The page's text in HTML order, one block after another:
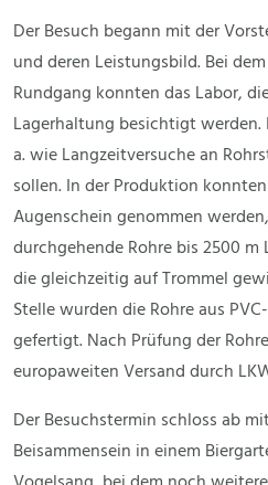
Der Besuch begann mit der
und deren Leistungsbild. Bei
Rundgang konnten das Labor,
Lagerhaltung besichtigt
a. wie Langzeitversuche an
sollen. In der Produktion
Augenschein genommen
durchgehende Rohre bis 2500
die gleichzeitig auf Trommel
Stelle wurden die Rohre aus
gefertigt. Nach Prüfung der
europaweiten Versand durch
Der Besuchstermin schloss ab
Beisammensein in einem